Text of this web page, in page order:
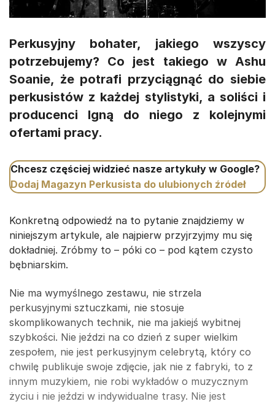
Perkusyjny bohater, jakiego wszyscy
potrzebujemy? Co jest takiego w Ashu
Soanie, że potrafi przyciągnąć do siebie
perkusistów z każdej stylistyki, a soliści i
producenci lgną do niego z kolejnymi
ofertami pracy.
Chcesz częściej widzieć nasze artykuły w Google?
Dodaj Magazyn Perkusista do ulubionych źródeł
Konkretną odpowiedź na to pytanie znajdziemy w
niniejszym artykule, ale najpierw przyjrzyjmy mu się
dokładniej. Zróbmy to – póki co – pod kątem czysto
bębniarskim.
Nie ma wymyślnego zestawu, nie strzela
perkusyjnymi sztuczkami, nie stosuje
skomplikowanych technik, nie ma jakiejś wybitnej
szybkości. Nie jeździ na co dzień z super wielkim
zespołem, nie jest perkusyjnym celebrytą, który co
chwilę publikuje swoje zdjęcie, jak nie z fabryki, to z
innym muzykiem, nie robi wykładów o muzycznym
życiu i nie jeździ w indywidualne trasy. Nie jest